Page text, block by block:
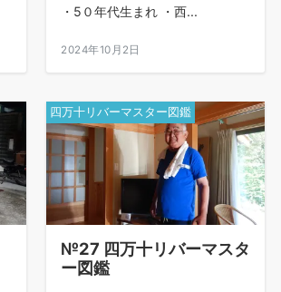
・5０年代生まれ ・西...
2024年10月2日
四万十リバーマスター図鑑
№27 四万十リバーマスタ
ー図鑑